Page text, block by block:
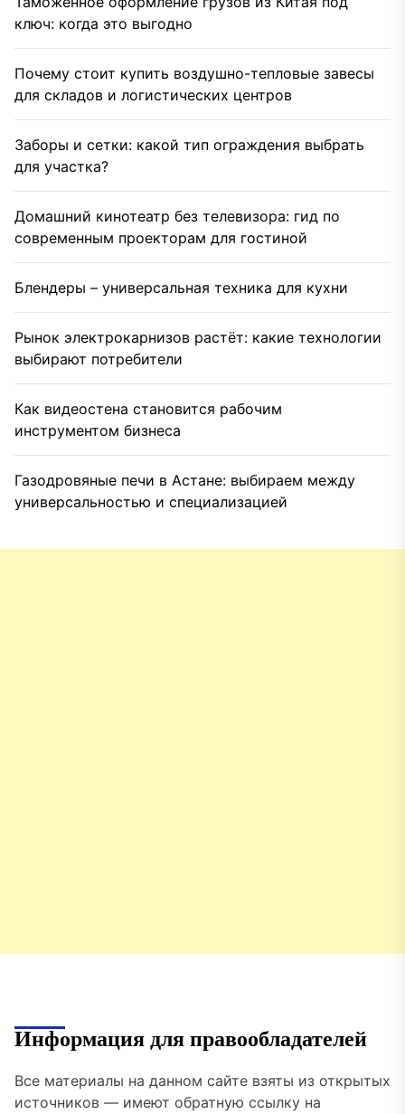
ключ: когда это выгодно
Почему стоит купить воздушно-тепловые завесы
для складов и логистических центров
Заборы и сетки: какой тип ограждения выбрать
для участка?
Домашний кинотеатр без телевизора: гид по
современным проекторам для гостиной
Блендеры – универсальная техника для кухни
Рынок электрокарнизов растёт: какие технологии
выбирают потребители
Как видеостена становится рабочим
инструментом бизнеса
Газодровяные печи в Астане: выбираем между
универсальностью и специализацией
Информация для правообладателей
Все материалы на данном сайте взяты из открытых
источников — имеют обратную ссылку на